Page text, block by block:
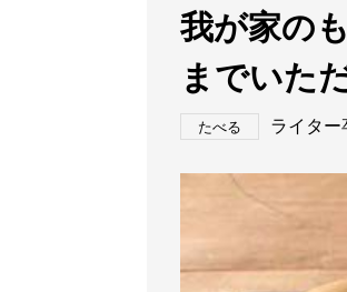
我が家の
までいた
たべる ライター